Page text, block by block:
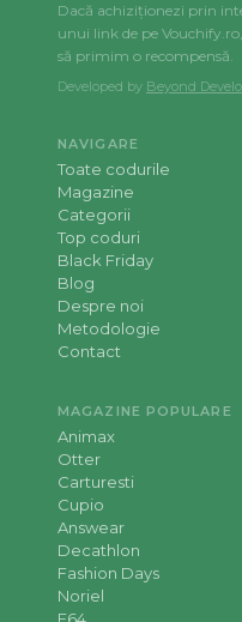
Dacă achiziționezi prin
unui link de pe
să primim o recompensă.
Developed by Beyond
NAVIGARE
Toate codurile
Magazine
Categorii
Top coduri
Black Friday
Blog
Despre noi
Metodologie
Contact
MAGAZINE POPULARE
Animax
Otter
Carturesti
Cupio
Answear
Decathlon
Fashion Days
Noriel